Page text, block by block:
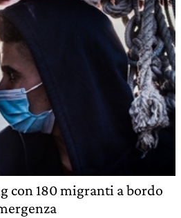
con 180 migranti a bordo